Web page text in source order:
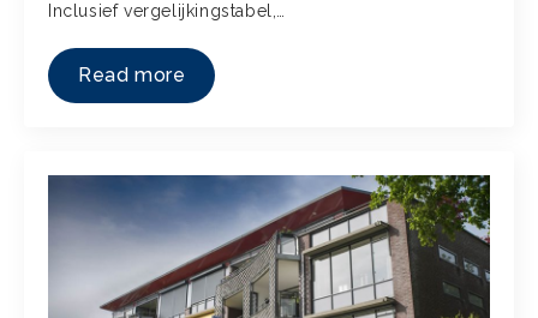
Inclusief vergelijkingstabel,…
Read more